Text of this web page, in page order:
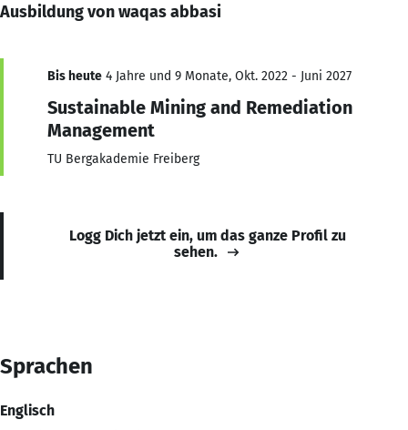
Ausbildung von waqas abbasi
Bis heute 4 Jahre und 9 Monate, Okt. 2022 - Juni 2027
Sustainable Mining and Remediation
Management
TU Bergakademie Freiberg
Logg Dich jetzt ein, um das ganze Profil zu
sehen.
Sprachen
Englisch